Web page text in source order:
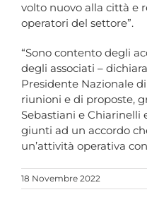
volto nuovo alla città e
operatori del settore”.
“Sono contento degli
degli associati –
Presidente Nazionale
riunioni e di proposte,
Sebastiani e
giunti ad un accordo
un’attività operativa
18 Novembre 2022